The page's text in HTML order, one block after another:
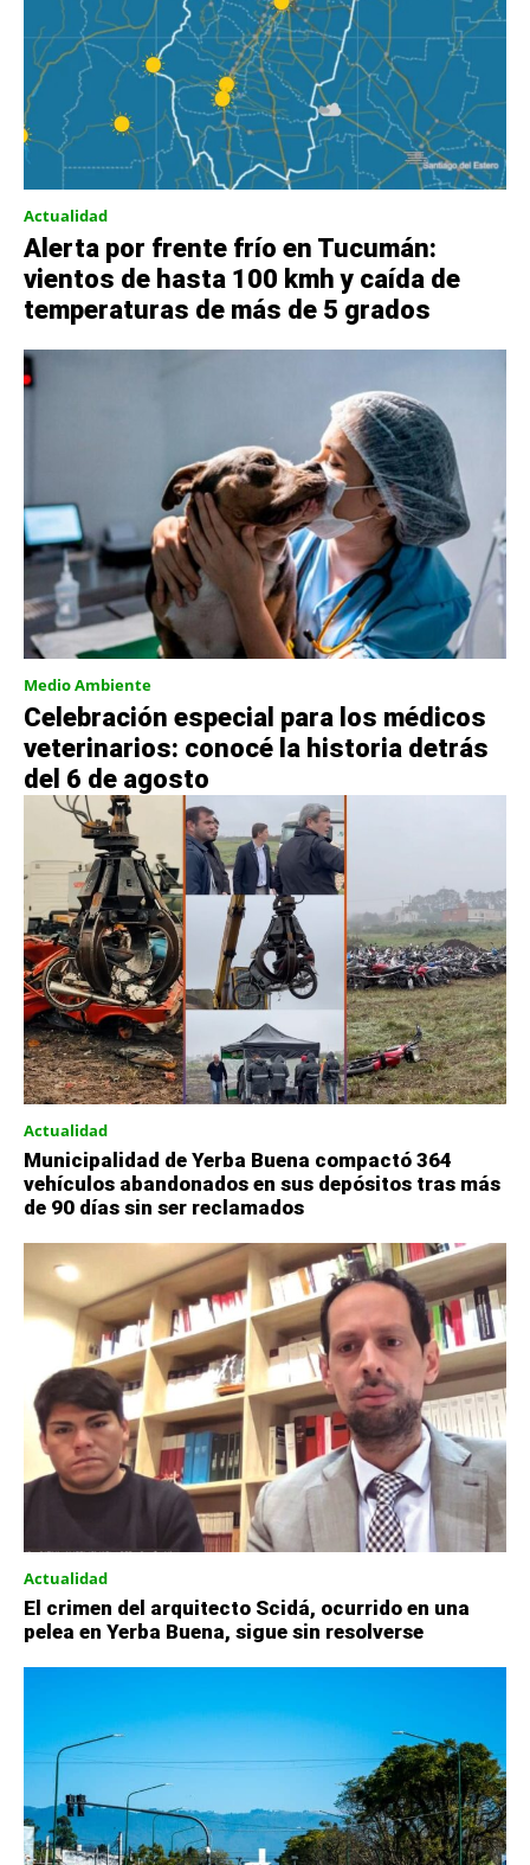
Actualidad
Alerta por frente frío en Tucumán:
vientos de hasta 100 kmh y caída de
temperaturas de más de 5 grados
Medio Ambiente
Celebración especial para los médicos
veterinarios: conocé la historia detrás
del 6 de agosto
Actualidad
Municipalidad de Yerba Buena compactó 364
vehículos abandonados en sus depósitos tras más
de 90 días sin ser reclamados
Actualidad
El crimen del arquitecto Scidá, ocurrido en una
pelea en Yerba Buena, sigue sin resolverse